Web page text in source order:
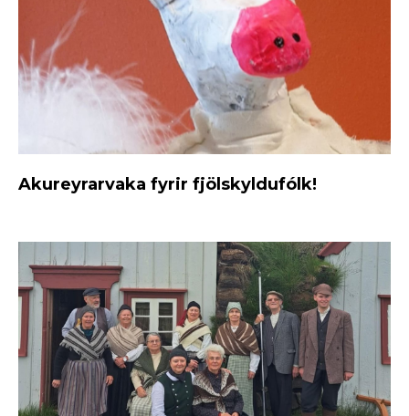
Akureyrarvaka fyrir fjölskyldufólk!